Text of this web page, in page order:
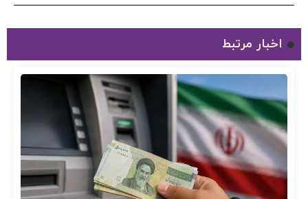
اخبار مرتبط